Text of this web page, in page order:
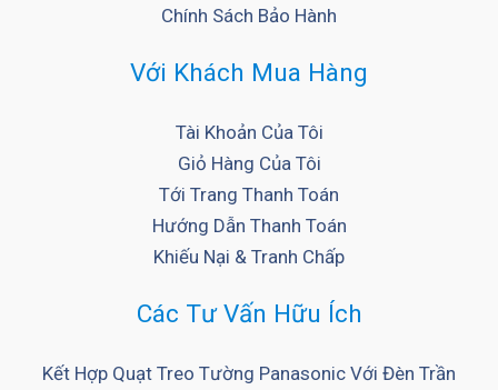
Chính Sách Bảo Hành
Với Khách Mua Hàng
Tài Khoản Của Tôi
Giỏ Hàng Của Tôi
Tới Trang Thanh Toán
Hướng Dẫn Thanh Toán
Khiếu Nại & Tranh Chấp
Các Tư Vấn Hữu Ích
Kết Hợp Quạt Treo Tường Panasonic Với Đèn Trần